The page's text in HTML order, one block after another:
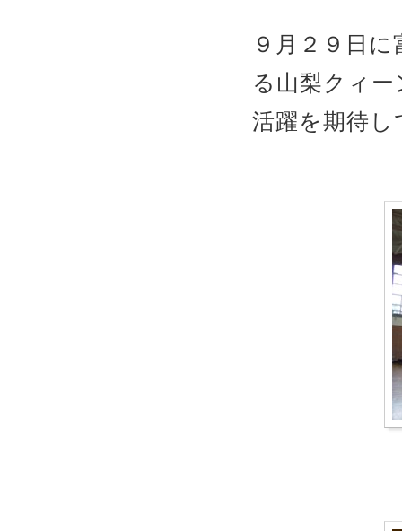
９月２９日
る山梨クィ
活躍を期待し